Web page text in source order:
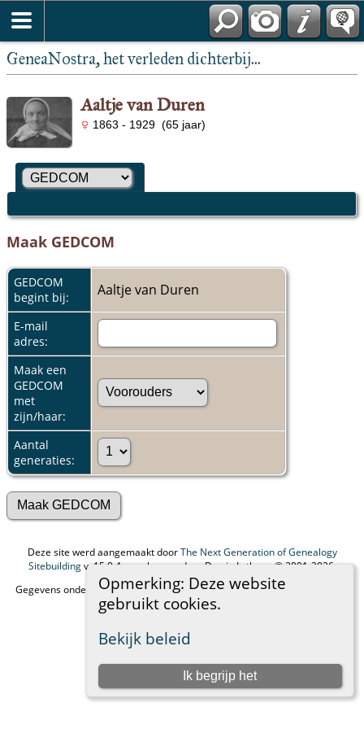
GeneaNostra, het verleden dichterbij...
Opmerking: Deze website
gebruikt cookies.
Bekijk beleid
Ik begrijp het
Aaltje van Duren
1863 - 1929 (65 jaar)
Maak GEDCOM
GEDCOM
begint bij:
Aaltje van Duren
E-mail
adres:
Maak een
GEDCOM
met
zijn/haar:
Aantal
generaties:
Deze site werd aangemaakt doorThe Next Generation of Genealogy
Sitebuildingv. 15.0.4, geschreven door Darrin Lythgoe © 2001-2026.
Gegevens onderhouden door Freek Bosveld. | Data Beschermings Beleid